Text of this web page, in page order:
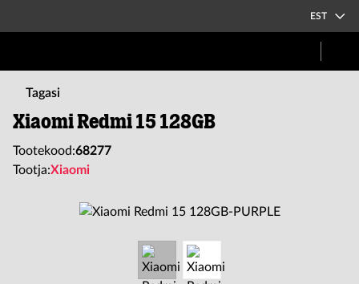
EST
Tagasi
Xiaomi Redmi 15 128GB
Tootekood:68277
Tootja:Xiaomi